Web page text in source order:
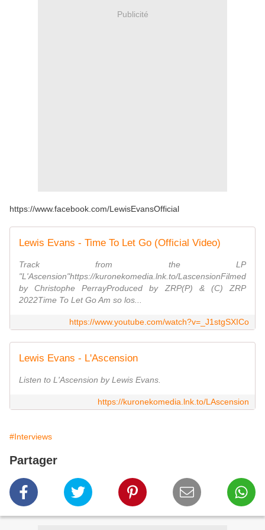
Publicité
https://www.facebook.com/LewisEvansOfficial
Lewis Evans - Time To Let Go (Official Video)
Track from the LP
"L'Ascension"https://kuronekomedia.lnk.to/LascensionFilmed
by Christophe PerrayProduced by ZRP(P) & (C) ZRP
2022Time To Let Go Am so los...
https://www.youtube.com/watch?v=_J1stgSXICo
Lewis Evans - L'Ascension
Listen to L'Ascension by Lewis Evans.
https://kuronekomedia.lnk.to/LAscension
#Interviews
Partager